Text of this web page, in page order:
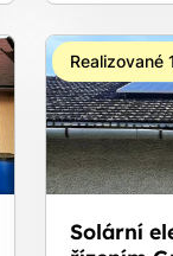
Realizované
Solární